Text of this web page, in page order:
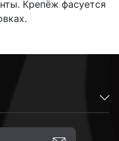
Крепёж фасуется